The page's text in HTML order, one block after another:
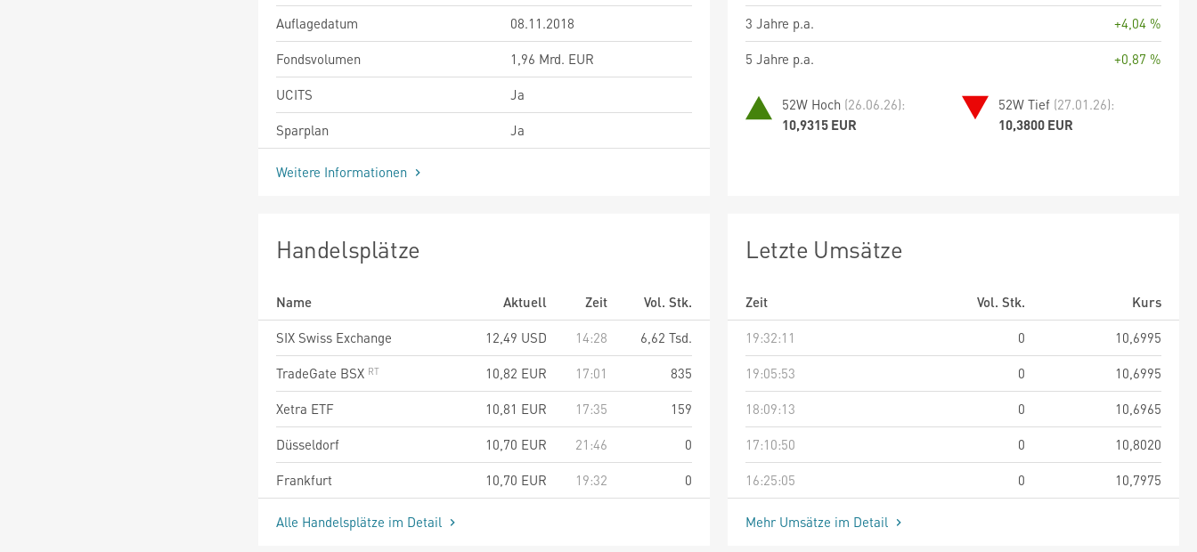
Auflagedatum
08.11.2018
Fondsvolumen
1,96 Mrd. EUR
UCITS
Ja
Sparplan
Ja
Weitere Informationen
3 Jahre p.a.
+4,04 %
5 Jahre p.a.
+0,87 %
52W Hoch (26.06.26):
10,9315 EUR
52W Tief (27.01.26):
10,3800 EUR
Handelsplätze
Name Aktuell Zeit
Vol. Stk.
SIX Swiss Exchange
12,49 USD 14:28
6,62 Tsd.
TradeGate BSX
10,82 EUR 17:01
835
Xetra ETF
10,81 EUR 17:35
159
Düsseldorf
10,70 EUR 21:46
0
Frankfurt
10,70 EUR 19:32 0
Alle Handelsplätze im Detail
Letzte Umsätze
Zeit Vol. Stk.
Kurs
19:32:11
0
10,6995
19:05:53
0
10,6995
18:09:13
0
10,6965
17:10:50
0
10,8020
16:25:05
0 10,7975
Mehr Umsätze im Detail